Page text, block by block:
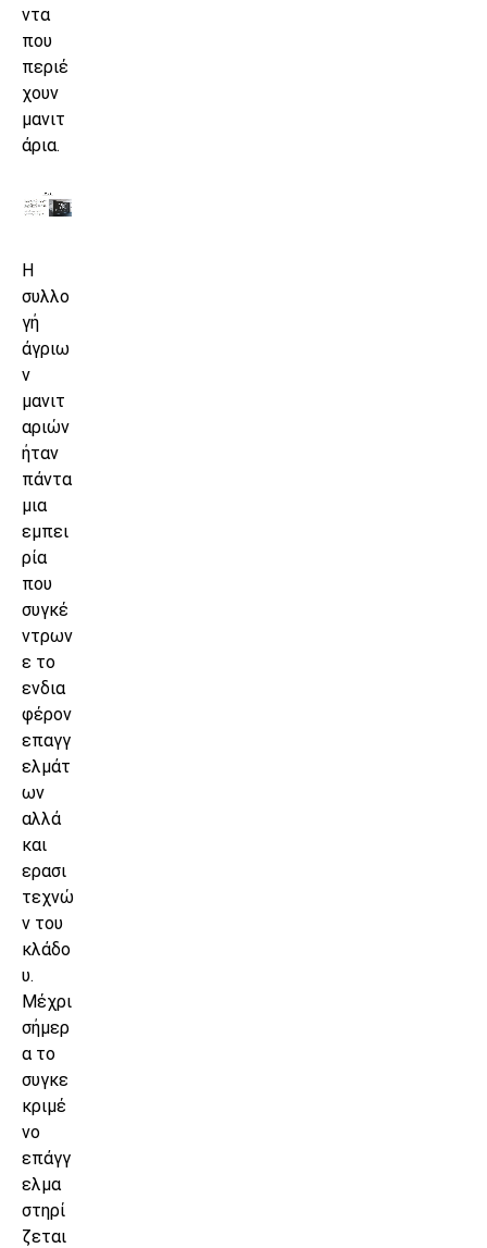
ντα
που
περιέ
χουν
μανιτ
άρια.
Η
συλλο
γή
άγριω
ν
μανιτ
αριών
ήταν
πάντα
μια
εμπει
ρία
που
συγκέ
ντρων
ε το
ενδια
φέρον
επαγγ
ελμάτ
ων
αλλά
και
ερασι
τεχνώ
ν του
κλάδο
υ.
Μέχρι
σήμερ
α το
συγκε
κριμέ
νο
επάγγ
ελμα
στηρί
ζεται